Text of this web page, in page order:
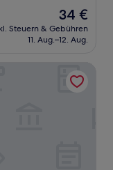
Der
Preis
beträgt
34 €
Steuern & Gebühren
11. Aug.–12. Aug.